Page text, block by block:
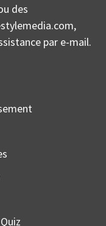
des
par e-mail.